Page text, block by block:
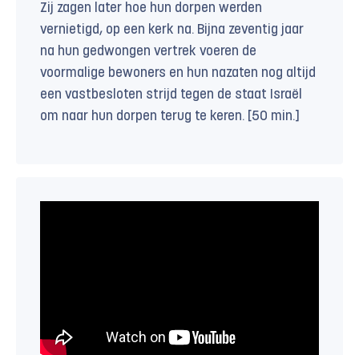
Zij zagen later hoe hun dorpen werden
vernietigd, op een kerk na. Bijna zeventig jaar
na hun gedwongen vertrek voeren de
voormalige bewoners en hun nazaten nog altijd
een vastbesloten strijd tegen de staat Israël
om naar hun dorpen terug te keren. [50 min.]